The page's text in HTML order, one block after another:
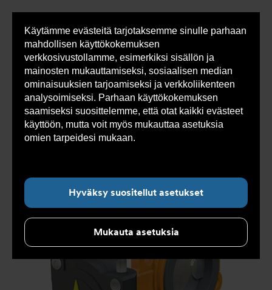
Käytämme evästeitä tarjotaksemme sinulle parhaan
mahdollisen käyttökokemuksen
verkkosivustollamme, esimerkiksi sisällön ja
mainosten mukauttamiseksi, sosiaalisen median
ominaisuuksien tarjoamiseksi ja verkkoliikenteen
analysoimiseksi. Parhaan käyttökokemuksen
saamiseksi suosittelemme, että otat kaikki evästeet
käyttöön, mutta voit myös mukauttaa asetuksia
omien tarpeidesi mukaan.
Hyväksy suositellut asetukset
Mukauta asetuksia
Olet
tässä:
Armatec > Tuotteet > Venttiilit >
Läppäventtiilit
Vulkanoitu vuoraus > Läppäventtiili AT 2312-